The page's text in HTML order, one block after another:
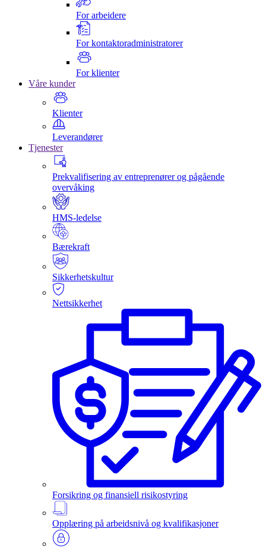
For arbeidere
For kontaktoradministratorer
For klienter
Våre kunder
Klienter
Leverandører
Tjenester
Prekvalifisering av entreprenører og pågående
overvåking
HMS-ledelse
Bærekraft
Sikkerhetskultur
Nettsikkerhet
Forsikring og finansiell risikostyring
Opplæring på arbeidsnivå og kvalifikasjoner